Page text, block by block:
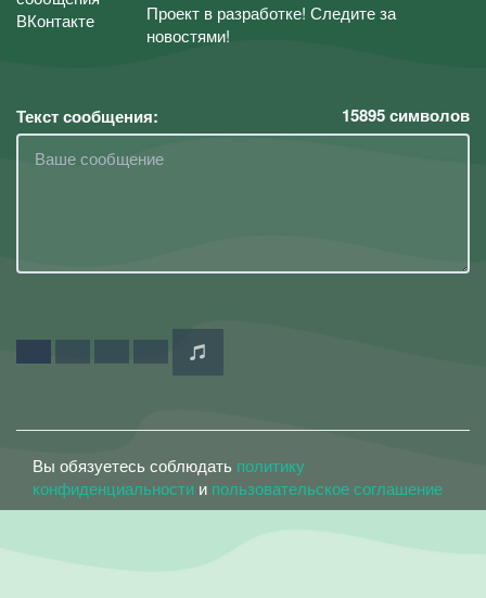
Проект в разработке! Следите за
новостями!
Текст сообщения: 15895символов
Вы обязуетесь соблюдать политику
конфиденциальности и пользовательское соглашение